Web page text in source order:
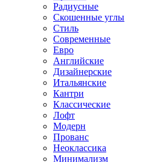
Радиусные
Скошенные углы
Стиль
Современные
Евро
Английские
Дизайнерские
Итальянские
Кантри
Классические
Лофт
Модерн
Прованс
Неоклассика
Минимализм